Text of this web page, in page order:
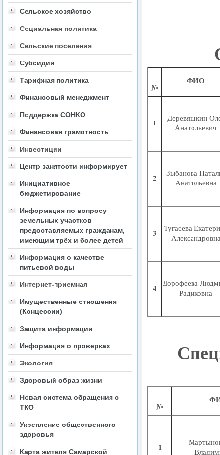
Сельское хозяйство
Социальная политика
Сельские поселения
Субсидии
Тарифная политика
Финансовый менеджмент
Поддержка СОНКО
Финансовая грамотность
Инвестиции
Центр занятости информирует
Инициативное
бюджетирование
Информация по вопросу
земельных участков
предоставляемых гражданам,
имеющим трёх и более детей
Информация о качестве
питьевой воды
Интернет-приемная
Имущественные отношения
(Концессии)
Защита информации
Информация о проверках
Экология
Здоровый образ жизни
Новая система обращения с
ТКО
Укрепление общественного
здоровья
Карта жителя Самарской
№
ФИО
1
Деревяшкин
Анатольевич
2
Зыбанова
Анатольевна
3
Тугасева
Александровна
4
Дорофеева
Радиковна
№
1